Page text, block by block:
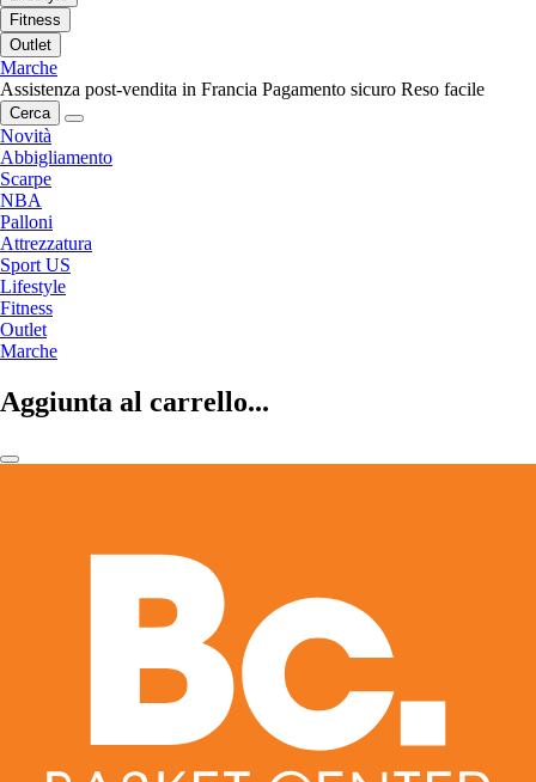
Fitness
Outlet
Marche
Assistenza post-vendita in Francia Pagamento sicuro Reso facile
Cerca
Novità
Abbigliamento
Scarpe
NBA
Palloni
Attrezzatura
Sport US
Lifestyle
Fitness
Outlet
Marche
Aggiunta al carrello...